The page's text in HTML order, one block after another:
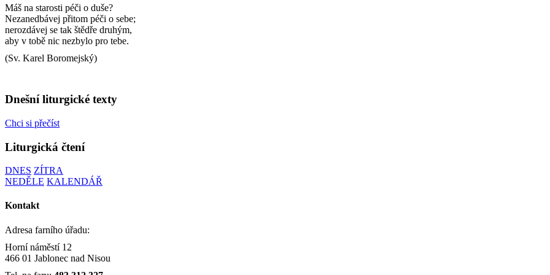
Máš na starosti péči o duše?
Nezanedbávej přitom péči o sebe;
nerozdávej se tak štědře druhým,
aby v tobě nic nezbylo pro tebe.
(Sv. Karel Boromejský)
Dnešní liturgické texty
Chci si přečíst
Liturgická čtení
DNES ZÍTRA
NEDĚLE KALENDÁŘ
Kontakt
Adresa farního úřadu:
Horní náměstí 12
466 01 Jablonec nad Nisou